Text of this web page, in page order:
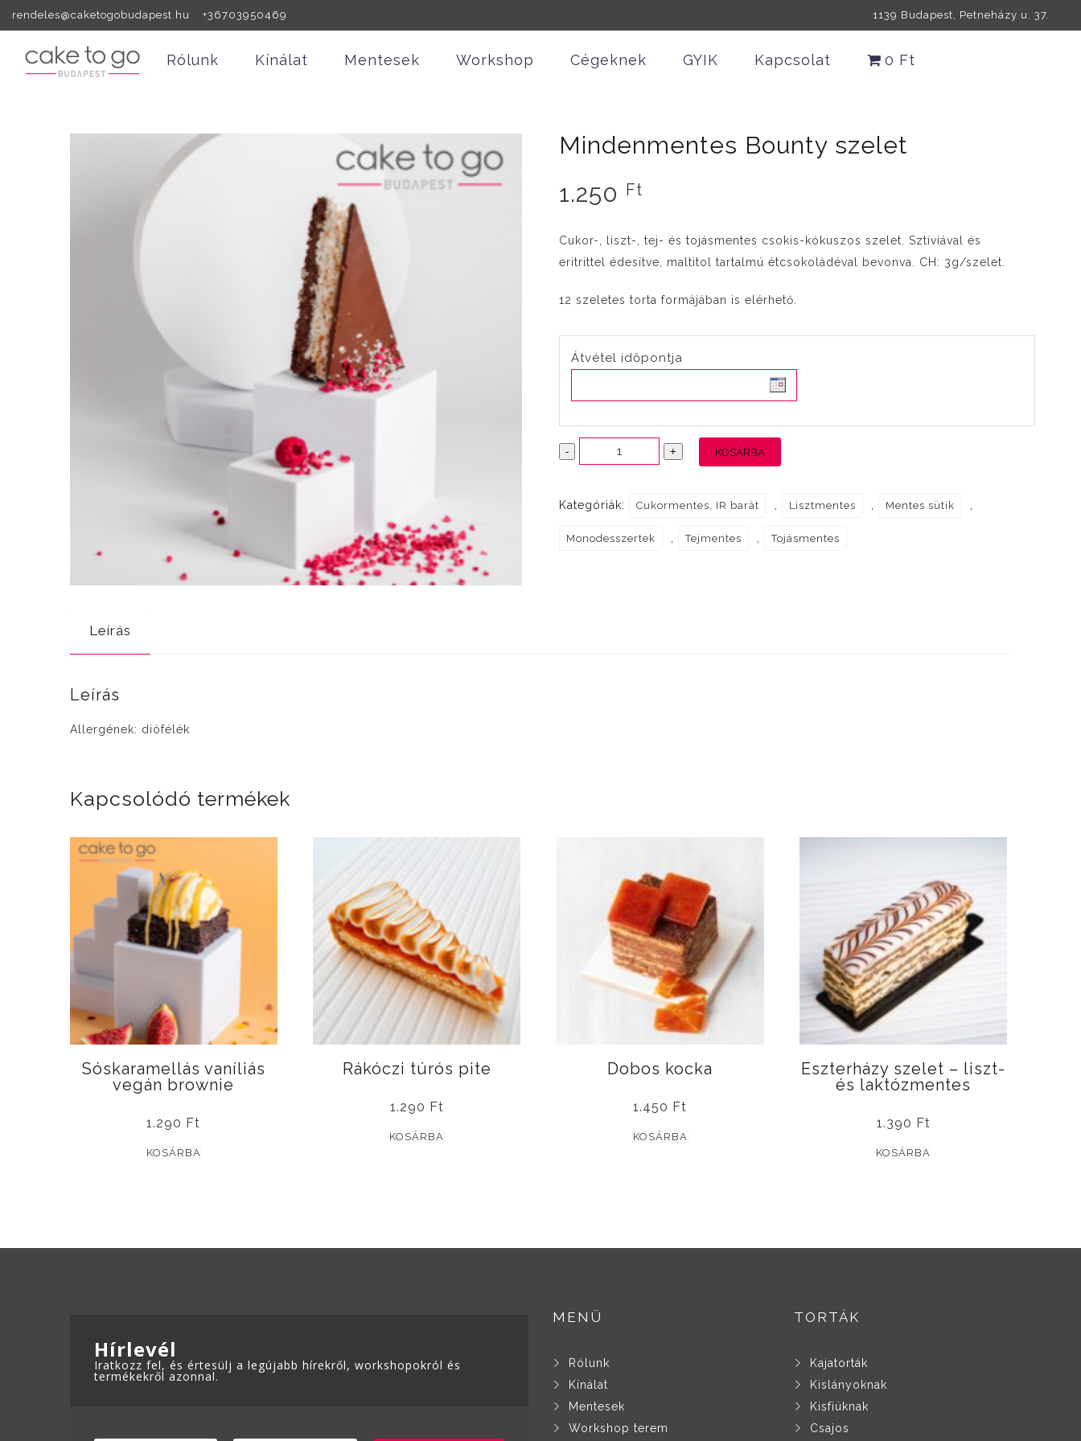
rendeles@caketogobudapest.hu +36703950469 1139 Budapest, Petneházy u. 37.
Rólunk Kínálat Mentesek Workshop Cégeknek GYIK Kapcsolat 0 Ft
Mindenmentes Bounty szelet
1.250 Ft
Cukor-, liszt-, tej- és tojásmentes csokis-kókuszos szelet. Sztíviával és
eritrittel édesítve, maltitol tartalmú étcsokoládéval bevonva. CH: 3g/szelet.
12 szeletes torta formájában is elérhető.
Átvétel időpontja
-
Mindenmentes
Bounty
mennyiség
+ KOSÁRBA
Kategóriák: Cukormentes, IR barát Lisztmentes Mentes sütik
Monodesszertek Tejmentes Tojásmentes
Leírás
Leírás
Allergének: diófélék
Kapcsolódó termékek
Sóskaramellás vaníliás
vegán brownie
1.290 Ft
KOSÁRBA
Rákóczi túrós pite
1.290 Ft
KOSÁRBA
Dobos kocka
1.450 Ft
KOSÁRBA
Eszterházy szelet – liszt-
és laktózmentes
1.390 Ft
KOSÁRBA
Hírlevél
Iratkozz fel, és értesülj a legújabb hírekről, workshopokról és
termékekről azonnal.
MENÜ
Rólunk
Kínálat
Mentesek
Workshop terem
TORTÁK
Kajatorták
Kislányoknak
Kisfiúknak
Csajos